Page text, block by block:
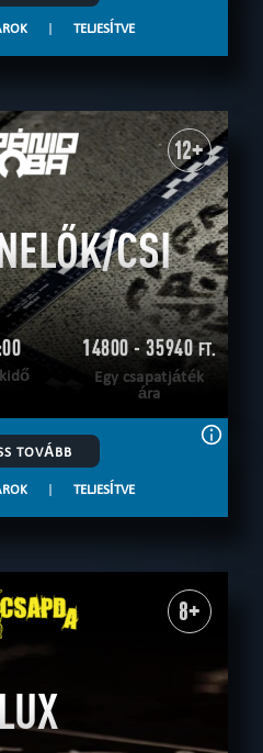
| TELJESÍTVE
12+
CSI
14800 - 35940FT.
Egy csapatjáték
ára
TOVÁBB
| TELJESÍTVE
8+